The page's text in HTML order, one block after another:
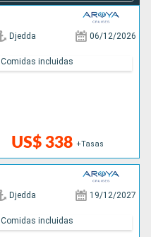
Djedda 06/12/2026
US$ 338 +Tasas
Comidas incluidas
Djedda 19/12/2027
Comidas incluidas